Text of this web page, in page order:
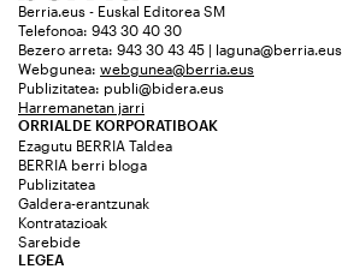
Berria.eus - Euskal Editorea SM
Telefonoa: 943 30 40 30
Bezero arreta: 943 30 43 45 | laguna@berria.eus
Webgunea: webgunea@berria.eus
Publizitatea: publi@bidera.eus
Harremanetan jarri
ORRIALDE KORPORATIBOAK
Ezagutu BERRIA Taldea
BERRIA berri bloga
Publizitatea
Galdera-erantzunak
Kontratazioak
Sarebide
LEGEA